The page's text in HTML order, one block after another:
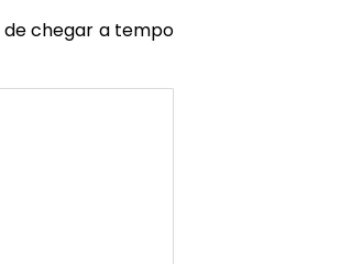
de chegar a tempo